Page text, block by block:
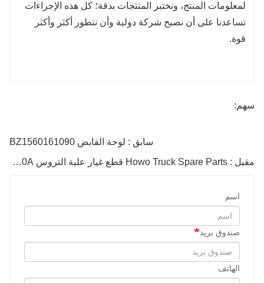
لمعلومات المنتج، ونختبر المنتجات بدقة؛ كل هذه الإجراءات
تساعدنا على أن نصبح شركة دولية وأن نتطور أكثر وأكثر
قوة.
سهم:
سابق : لوحة القابض BZ1560161090
مقبل : Howo Truck Spare Parts قطع غيار علبة التروس WG9114160010A لوحة القابض 430
اسم
صندوق بريد
الهاتف